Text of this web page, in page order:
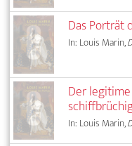
Das Porträt
In: Louis Marin,
Der
In: Louis Marin,